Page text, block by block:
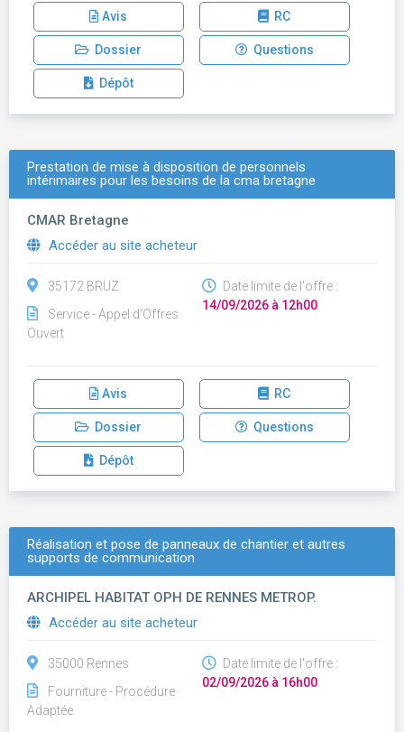
Avis RC
Dossier Questions
Dépôt
Prestation de mise à disposition de personnels
intérimaires pour les besoins de la cma bretagne
CMAR Bretagne
Accéder au site acheteur
35172 BRUZ
Service - Appel d'Offres
Ouvert
Date limite de l'offre :
14/09/2026 à 12h00
Avis RC
Dossier Questions
Dépôt
Réalisation et pose de panneaux de chantier et autres
supports de communication
ARCHIPEL HABITAT OPH DE RENNES METROP.
Accéder au site acheteur
35000 Rennes
Fourniture - Procédure
Adaptée
Date limite de l'offre :
02/09/2026 à 16h00